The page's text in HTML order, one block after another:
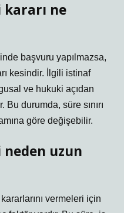
ne
başvuru yapılmazsa,
kesindir. İlgili istinaf
ve hukuki açıdan
durumda, süre sınırı
göre değişebilir.
uzun
vermeleri için